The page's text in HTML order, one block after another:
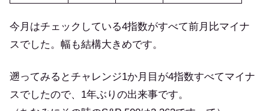
今月はチェックしている4指数がすべて前月比マイナ
スでした。幅も結構大きめです。
遡ってみるとチャレンジ1か月目が4指数すべてマイナ
スでしたので、1年ぶりの出来事です。